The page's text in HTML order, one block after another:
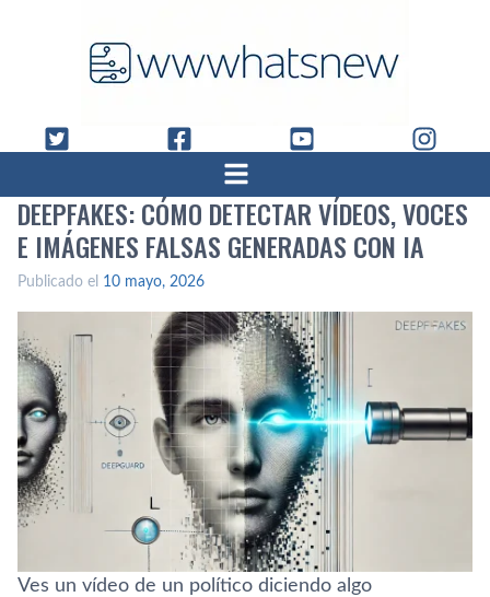
DEEPFAKES: CÓMO DETECTAR VÍDEOS, VOCES
E IMÁGENES FALSAS GENERADAS CON IA
Publicado el 10 mayo, 2026
Ves un vídeo de un político diciendo algo